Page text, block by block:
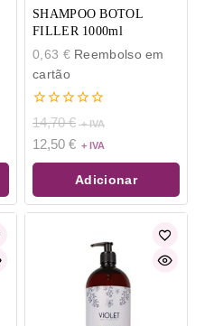
SHAMPOO BOTOL
FILLER 1000ml
0,63 €Reembolso em
cartão
0
de
5
14,70€
12,50 €
Adicionar